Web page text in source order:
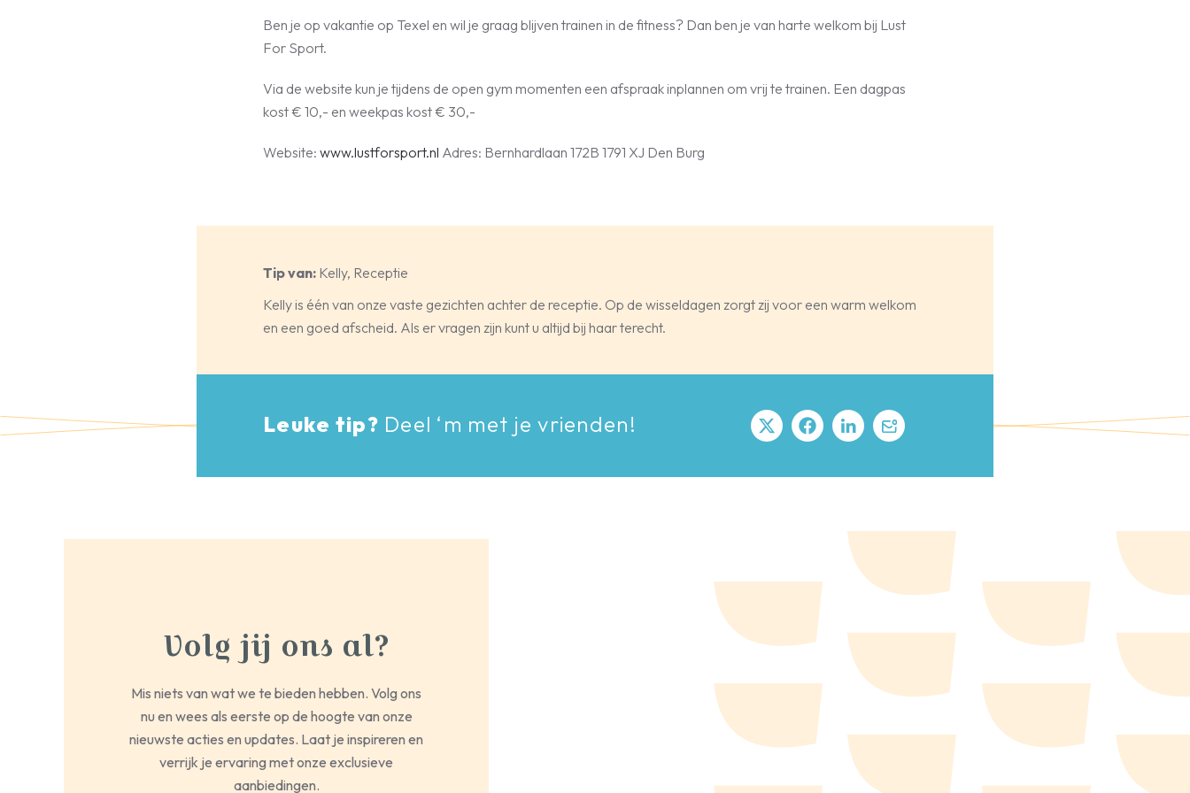
Ben je op vakantie op Texel en wil je graag blijven trainen in de fitness? Dan ben je van harte welkom bij Lust
For Sport.
Via de website kun je tijdens de open gym momenten een afspraak inplannen om vrij te trainen. Een dagpas
kost € 10,- en weekpas kost € 30,-
Website: www.lustforsport.nl Adres: Bernhardlaan 172B 1791 XJ Den Burg
Tip van: Kelly, Receptie
Kelly is één van onze vaste gezichten achter de receptie. Op de wisseldagen zorgt zij voor een warm welkom
en een goed afscheid. Als er vragen zijn kunt u altijd bij haar terecht.
Leuke tip? Deel ‘m met je vrienden!
Volg jij ons al?
Mis niets van wat we te bieden hebben. Volg ons
nu en wees als eerste op de hoogte van onze
nieuwste acties en updates. Laat je inspireren en
verrijk je ervaring met onze exclusieve
aanbiedingen.